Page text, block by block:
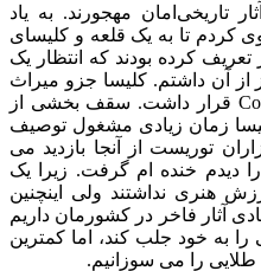
تاریخی‌امان مهجورند. به یاد
پیاده روی کردم تا به یک قلعه و کلیسای
تعریف کرده بودند که انتظار یک
آن داشتم. کلیسا جزو میراث
جهانی یونسکو بود و در قلعه Corvey قرار داشت. سقف بخشی از
زمان زیادی مشغول توصیف
توریست از آنجا بازدید می
دیدم خنده ام گرفت. زیرا یک
هنری نداشتند ولی اینچنین
آثار فاخر در کشورمان داریم
به خود جلب کند، اما کمترین
را می سوزانیم.